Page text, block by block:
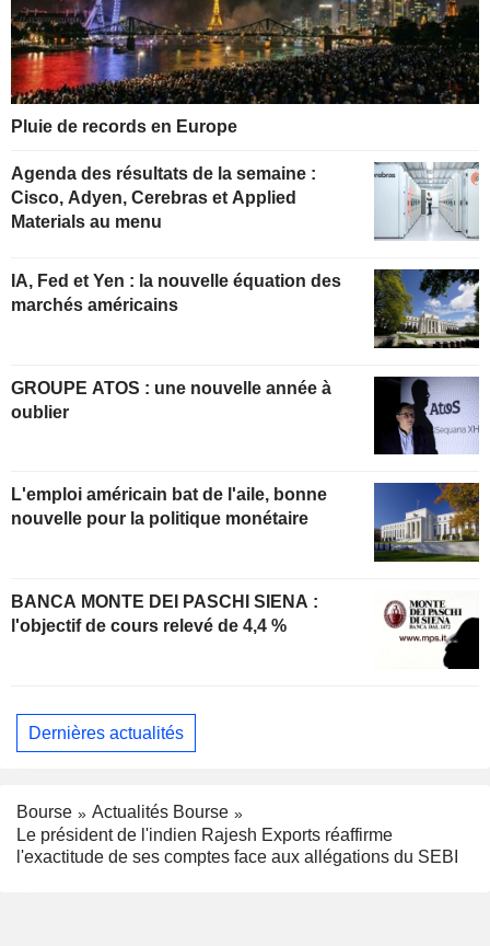
Pluie de records en Europe
Agenda des résultats de la semaine :
Cisco, Adyen, Cerebras et Applied
Materials au menu
IA, Fed et Yen : la nouvelle équation des
marchés américains
GROUPE ATOS : une nouvelle année à
oublier
L'emploi américain bat de l'aile, bonne
nouvelle pour la politique monétaire
BANCA MONTE DEI PASCHI SIENA :
l'objectif de cours relevé de 4,4 %
Dernières actualités
Bourse
Actualités Bourse
Le président de l'indien Rajesh Exports réaffirme
l'exactitude de ses comptes face aux allégations du SEBI